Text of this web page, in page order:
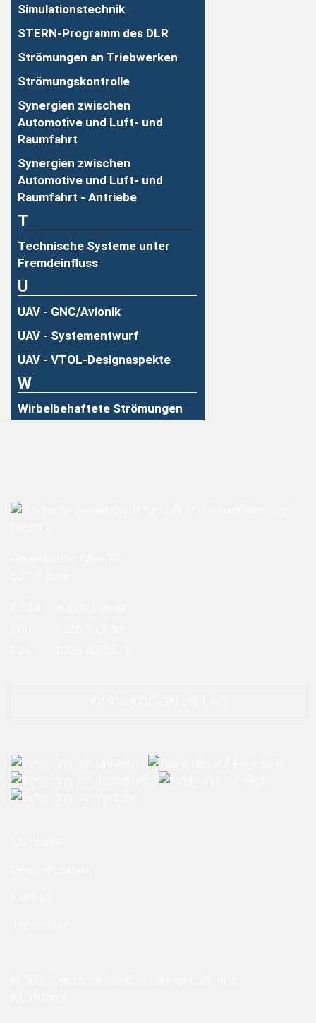
Simulationstechnik
STERN-Programm des DLR
Strömungen an Triebwerken
Strömungskontrolle
Synergien zwischen
Automotive und Luft- und
Raumfahrt
Synergien zwischen
Automotive und Luft- und
Raumfahrt - Antriebe
T
Technische Systeme unter
Fremdeinfluss
U
UAV - GNC/Avionik
UAV - Systementwurf
UAV - VTOL-Designaspekte
W
Wirbelbehaftete Strömungen